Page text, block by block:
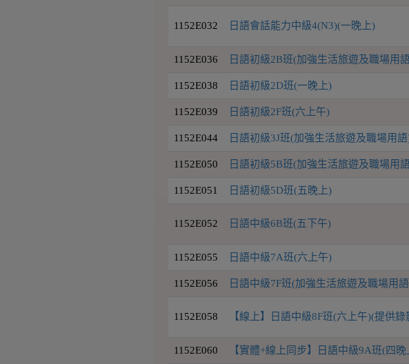
1152E032 日語會話能力中級4(N3)(一晚上)
1152E036 日語初級2B班(加強生活旅遊及職場用
1152E038 日語初級2D班(一晚上)
1152E039 日語初級2F班(六上午)
1152E044 日語初級3J班(加強生活旅遊及職場用
1152E050 日語初級5B班(加強生活旅遊及職場用
1152E051 日語初級5D班(五晚上)
1152E052 日語中級6B班(五下午)
1152E055 日語中級7A班(六上午)
1152E056 日語中級7F班(加強生活旅遊及職場用
1152E058 【線上】日語中級8F班(六上午)(提供
1152E060 【實體+線上同步】日語中級9A班(四